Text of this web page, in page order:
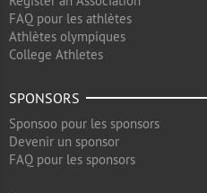
FAQ pour les athlètes
Athlètes olympiques
College Athletes
SPONSORS
Sponsoo pour les sponsors
Devenir un sponsor
FAQ pour les sponsors